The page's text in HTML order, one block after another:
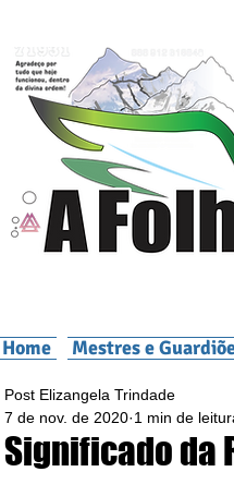
Home Mestres e
Significado da
Post Elizangela Trindade
7 de nov. de 2020 1 min de